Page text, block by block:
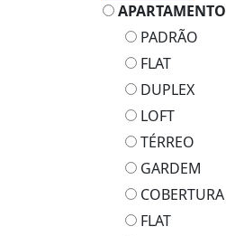
APARTAMENTO
PADRÃO
FLAT
DUPLEX
LOFT
TÉRREO
GARDEM
COBERTURA
FLAT